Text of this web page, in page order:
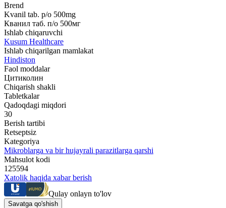
Brend
Kvanil tab. p/o 500mg
Кванил таб. п/о 500мг
Ishlab chiqaruvchi
Kusum Healthcare
Ishlab chiqarilgan mamlakat
Hindiston
Faol moddalar
Цитиколин
Chiqarish shakli
Tabletkalar
Qadoqdagi miqdori
30
Berish tartibi
Retseptsiz
Kategoriya
Mikroblarga va bir hujayrali parazitlarga qarshi
Mahsulot kodi
125594
Xatolik haqida xabar berish
Qulay onlayn to'lov
Savatga qo'shish